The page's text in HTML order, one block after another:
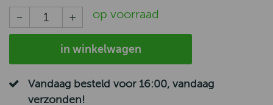
op voorraad
in winkelwagen
Vandaag besteld voor 16:00, vandaag
verzonden!